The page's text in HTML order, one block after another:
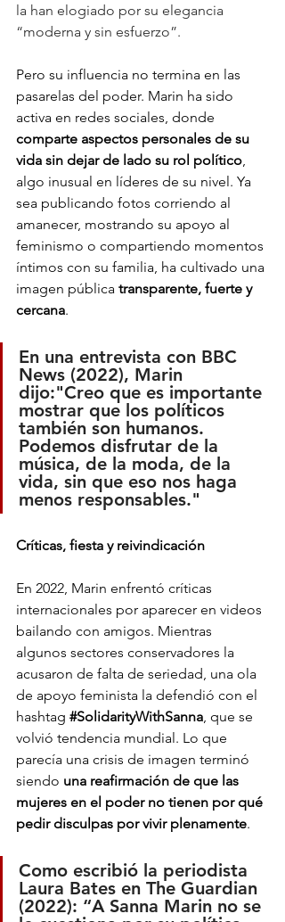
la han elogiado por su elegancia
“moderna y sin esfuerzo”.
Pero su influencia no termina en las
pasarelas del poder. Marin ha sido
activa en redes sociales, donde
comparte aspectos personales de su
vida sin dejar de lado su rol político
algo inusual en líderes de su nivel. Ya
sea publicando fotos corriendo al
amanecer, mostrando su apoyo al
feminismo o compartiendo momentos
íntimos con su familia, ha cultivado una
imagen pública transparente, fuerte y
cercana.
En una entrevista con BBC
News (2022), Marin
dijo:"Creo que es importante
mostrar que los políticos
también son humanos.
Podemos disfrutar de la
música, de la moda, de la
vida, sin que eso nos haga
menos responsables."
Críticas, fiesta y reivindicación
En 2022, Marin enfrentó críticas
internacionales por aparecer en videos
bailando con amigos. Mientras
algunos sectores conservadores la
acusaron de falta de seriedad, una ola
de apoyo feminista la defendió con el
hashtag #SolidarityWithSanna , que se
volvió tendencia mundial. Lo que
parecía una crisis de imagen terminó
siendo una reafirmación de que las
mujeres en el poder no tienen por qué
pedir disculpas por vivir plenamente.
Como escribió la periodista
Laura Bates en The Guardian
(2022): “A Sanna Marin no se